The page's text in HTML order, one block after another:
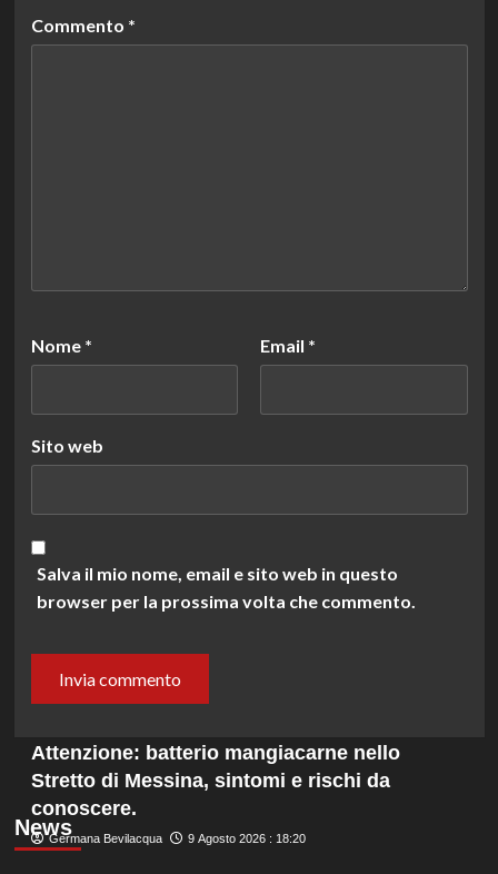
Commento *
Nome * Email *
Sito web
Salva il mio nome, email e sito web in questo
browser per la prossima volta che commento.
News
Attenzione: batterio mangiacarne nello
Stretto di Messina, sintomi e rischi da
conoscere.
Germana Bevilacqua 9 Agosto 2026 : 18:20